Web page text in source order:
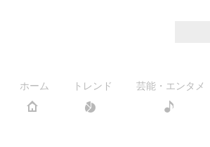
ホーム トレンド 芸能・エンタメ